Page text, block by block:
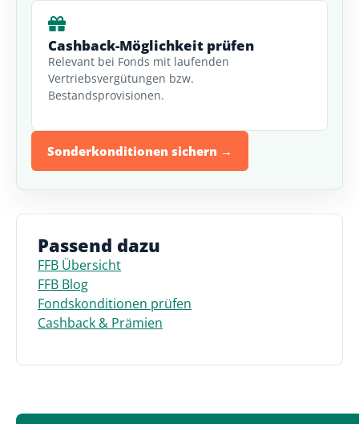
Cashback-Möglichkeit prüfen
Relevant bei Fonds mit laufenden
Vertriebsvergütungen bzw.
Bestandsprovisionen.
Sonderkonditionen sichern →
Passend dazu
FFB Übersicht
FFB Blog
Fondskonditionen prüfen
Cashback & Prämien